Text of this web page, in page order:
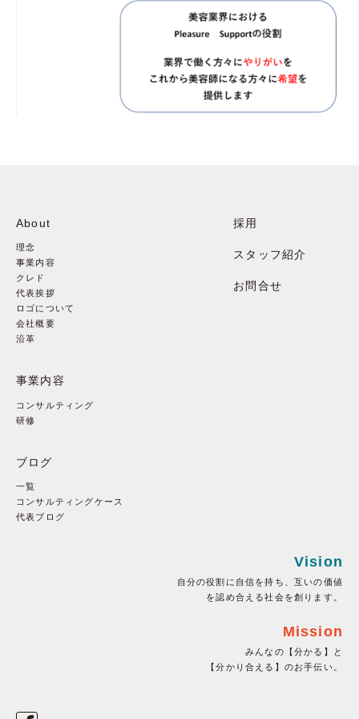
About
理念
事業内容
クレド
代表挨拶
ロゴについて
会社概要
沿革
事業内容
コンサルティング
研修
ブログ
一覧
コンサルティングケース
代表ブログ
採用
スタッフ紹介
お問合せ
Vision
自分の役割に自信を持ち、互いの価値
を認め合える社会を創ります。
Mission
みんなの【分かる】と
【分かり合える】のお手伝い。